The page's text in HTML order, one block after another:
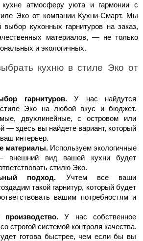
атмосферу уюта и гармонии с
Эко от компании Кухни-Смарт. Мы
выбор кухонных гарнитуров на заказ,
материалов, — не только
и экологичных.
кухню в стиле Эко от
гарнитуров. У нас найдутся
Эко на любой вкус и бюджет.
двухлинейные, с островом или
— здесь вы найдете вариант, который
интерьер.
материалы. Используем экологичные
внешний вид вашей кухни будет
стилю Эко.
подход. Учтем все ваши
такой гарнитур, который будет
вашим потребностям и
производство. У нас собственное
строгой системой контроля качества.
готова быстрее, чем если бы вы